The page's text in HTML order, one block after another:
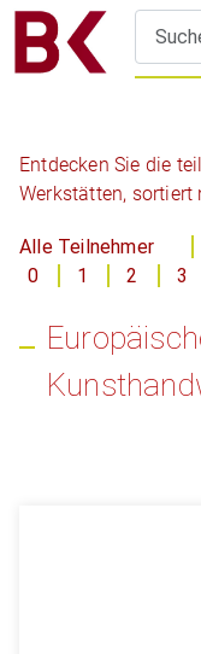
Entdecken Sie die
Werkstätten,
Alle Teilnehmer
0
1 2 3